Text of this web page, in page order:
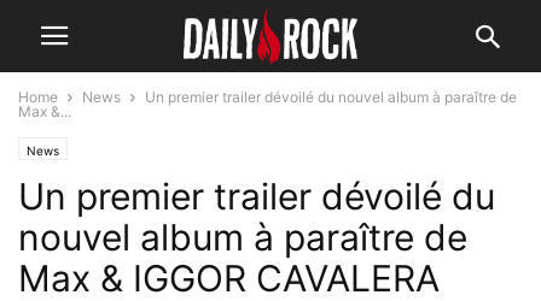
Home News
Un premier trailer dévoilé du nouvel album à paraître de
Max &...
News
Un premier trailer dévoilé du
nouvel album à paraître de
Max & IGGOR CAVALERA